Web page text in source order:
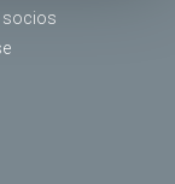
socios